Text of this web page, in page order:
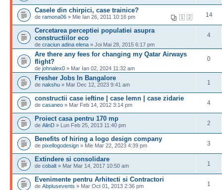
Casele din chirpici, case trainice?
1 2
de ramona06 » Mie Ian 26, 2011 10:16 pm 14
Cercetarea perceptiei populatiei asupra
constructiilor eco
de craciun adina elena » Joi Mai 28, 2015 6:17 pm
4
Are there any fees for changing my Qatar Airways
flight?
de johnalex0 » Mar Ian 02, 2024 11:32 am
0
Fresher Jobs In Bangalore
de nakshu » Mar Dec 12, 2023 9:41 am 1
constructii case ieftine | case lemn | case zidarie
de casaneo » Mar Feb 14, 2012 3:14 pm 4
Proiect casa pentru 170 mp
de AlinD » Lun Feb 25, 2013 11:40 pm 2
Benefits of hiring a logo design company
de pixellogodesign » Mie Mar 22, 2023 4:39 pm 3
Extindere si consolidare
de cobalt » Mar Mar 14, 2017 10:50 am 1
Evenimente pentru Arhitecti si Contractori
de Abplusevents » Mar Oct 01, 2013 2:36 pm 1